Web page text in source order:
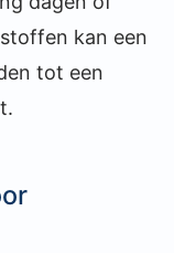
kan een
tot een